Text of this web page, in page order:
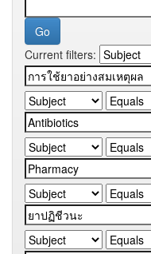
Current filters: